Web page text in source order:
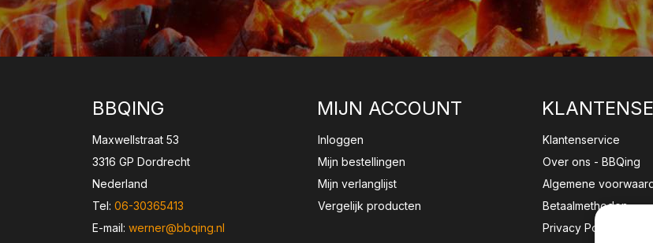
BBQING
Maxwellstraat 53
3316 GP Dordrecht
Nederland
Tel: 06-30365413
E-mail: werner@bbqing.nl
MIJN ACCOUNT
Inloggen
Mijn bestellingen
Mijn verlanglijst
Vergelijk producten
Klantenservice
Over ons - BBQing
Algemene
Betaalmethoden
Privacy Policy